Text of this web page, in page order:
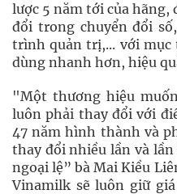
lược 5 năm tới của hãng,
đổi trong chuyển đổi
trình quản trị,... với
dùng nhanh hơn, hiệu
"Một thương hiệu
luôn phải thay đổi với
47 năm hình thành và
thay đổi nhiều lần và
ngoại lệ” bà Mai Kiều
Vinamilk sẽ luôn giữ